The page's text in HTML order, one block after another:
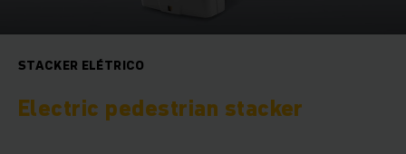
STACKER ELÉTRICO
Electric pedestrian stacker